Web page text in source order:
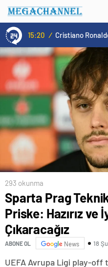
15:20 /
293 okunma
Sparta Prag
Priske: Hazırız ve
Çıkaracağız
ABONE OL News 18
UEFA Avrupa Ligi play-off